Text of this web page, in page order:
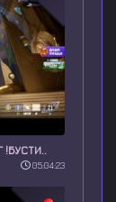
!БУСТИ..
05:04:23